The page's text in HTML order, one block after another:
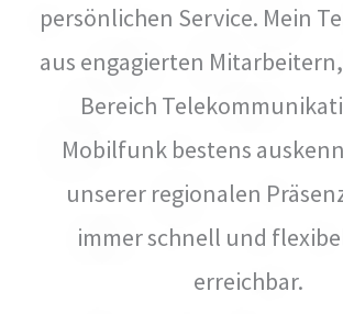
persönlichen Service. Mein
aus engagierten
Bereich
Mobilfunk bestens
unserer regionalen
immer schnell und
erreichbar.